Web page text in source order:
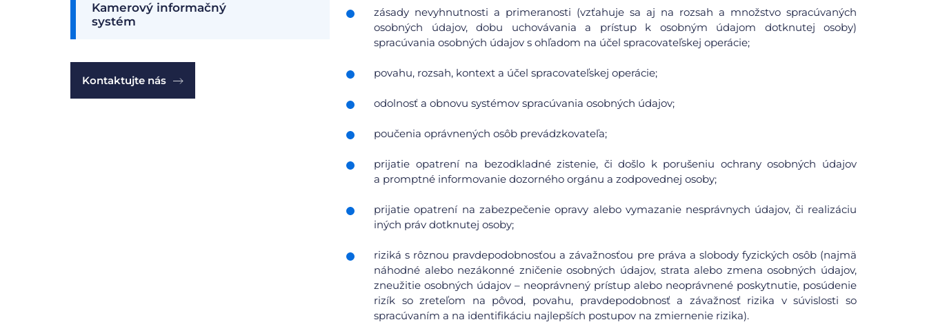
Kamerový informačný
systém
Kontaktujte nás
zásady nevyhnutnosti a primeranosti (vzťahuje sa aj na rozsah a množstvo spracúvaných
osobných údajov, dobu uchovávania a prístup k osobným údajom dotknutej osoby)
spracúvania osobných údajov s ohľadom na účel spracovateľskej operácie;
povahu, rozsah, kontext a účel spracovateľskej operácie;
odolnosť a obnovu systémov spracúvania osobných údajov;
poučenia oprávnených osôb prevádzkovateľa;
prijatie opatrení na bezodkladné zistenie, či došlo k porušeniu ochrany osobných údajov
a promptné informovanie dozorného orgánu a zodpovednej osoby;
prijatie opatrení na zabezpečenie opravy alebo vymazanie nesprávnych údajov, či realizáciu
iných práv dotknutej osoby;
riziká s rôznou pravdepodobnosťou a závažnosťou pre práva a slobody fyzických osôb (najmä
náhodné alebo nezákonné zničenie osobných údajov, strata alebo zmena osobných údajov,
zneužitie osobných údajov – neoprávnený prístup alebo neoprávnené poskytnutie, posúdenie
rizík so zreteľom na pôvod, povahu, pravdepodobnosť a závažnosť rizika v súvislosti so
spracúvaním a na identifikáciu najlepších postupov na zmiernenie rizika).